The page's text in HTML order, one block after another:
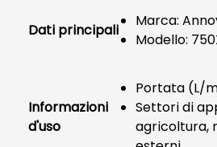
Dati principali
Marca:
Modello:
Informazioni
d'uso
Portata (L/
Settori di
agricoltura,